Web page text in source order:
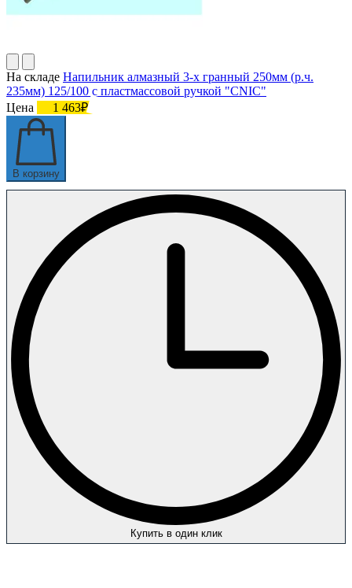
На складе Напильник алмазный 3-х гранный 250мм (р.ч.
235мм) 125/100 с пластмассовой ручкой "CNIC"
Цена
1 463₽
В корзину
Купить в один клик